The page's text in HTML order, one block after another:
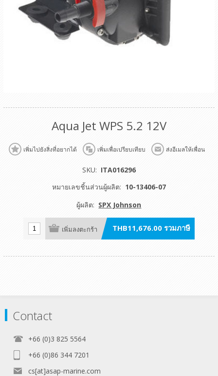
Aqua Jet WPS 5.2 12V
เพิ่มไปยังสิ่งที่อยากได้ เพิ่มเพื่อเปรียบเทียบ ส่งอีเมลให้เพื่อน
SKU: ITA016296
หมายเลขชิ้นส่วนผู้ผลิต: 10-13406-07
ผู้ผลิต: SPX Johnson
เพิ่มลงตะกร้า THB11,676.00 รวมภาษี
Contact
+66 (0)3 825 5564
+66 (0)86 344 7201
cs[at]asap-marine.com